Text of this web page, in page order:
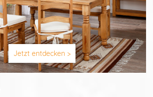
Jetzt entdecken >